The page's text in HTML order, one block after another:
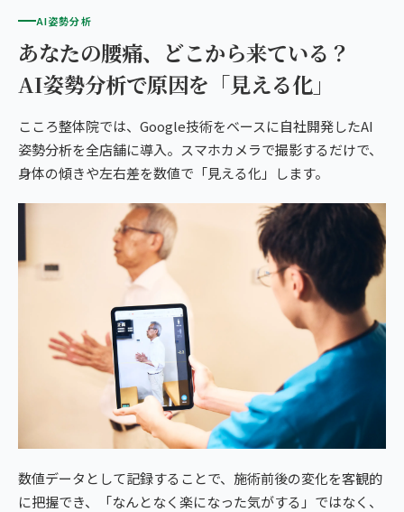
AI姿勢分析
あなたの腰痛、どこから来ている？
AI姿勢分析で原因を「見える化」
こころ整体院では、Google技術をベースに自社開発したAI
姿勢分析を全店舗に導入。スマホカメラで撮影するだけで、
身体の傾きや左右差を数値で「見える化」します。
数値データとして記録することで、施術前後の変化を客観的
に把握でき、「なんとなく楽になった気がする」ではなく、